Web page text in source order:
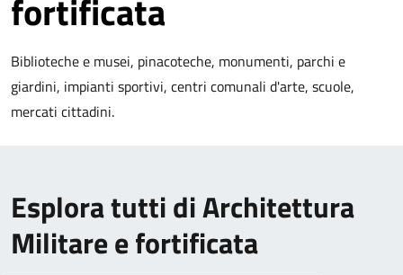
fortificata
Biblioteche e musei, pinacoteche, monumenti, parchi e
giardini, impianti sportivi, centri comunali d'arte, scuole,
mercati cittadini.
Esplora tutti di Architettura
Militare e fortificata